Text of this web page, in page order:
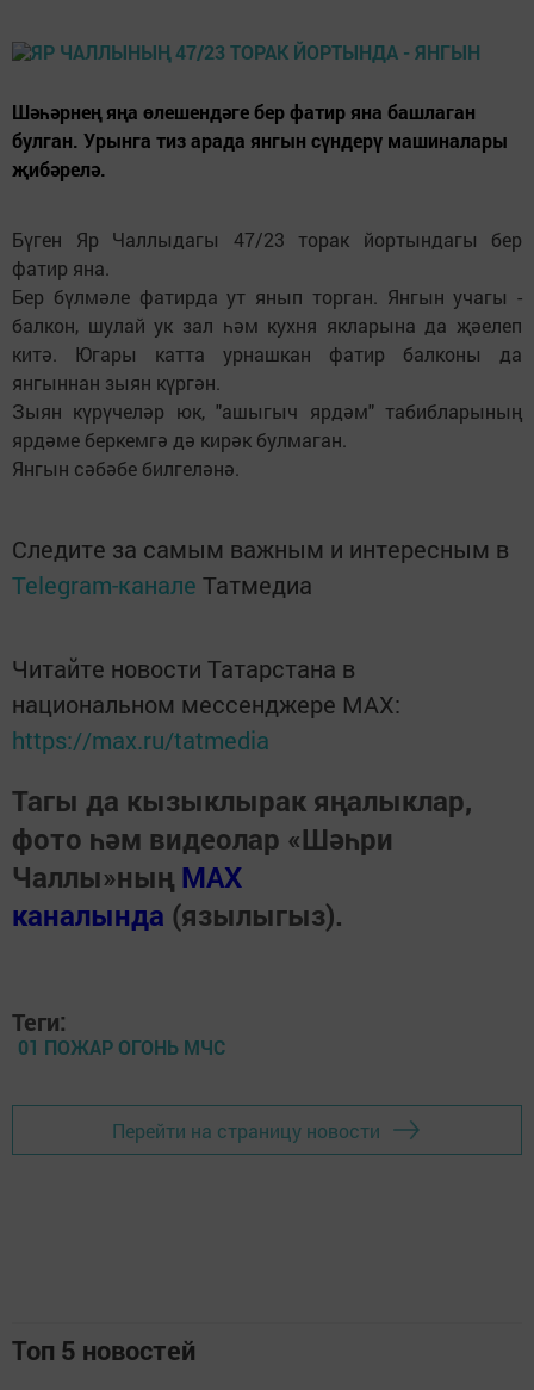
Шәһәрнең яңа өлешендәге бер фатир яна башлаган
булган. Урынга тиз арада янгын сүндерү машиналары
җибәрелә.
Бүген Яр Чаллыдагы 47/23 торак йортындагы бер
фатир яна.
Бер бүлмәле фатирда ут янып торган. Янгын учагы -
балкон, шулай ук зал һәм кухня якларына да җәелеп
китә. Югары катта урнашкан фатир балконы да
янгыннан зыян күргән.
Зыян күрүчеләр юк, "ашыгыч ярдәм" табибларының
ярдәме беркемгә дә кирәк булмаган.
Янгын сәбәбе билгеләнә.
Следите за самым важным и интересным в
Telegram-канале Татмедиа
Читайте новости Татарстана в
национальном мессенджере MАХ:
https://max.ru/tatmedia
Тагы да кызыклырак яңалыклар,
фото һәм видеолар «Шәһри
Чаллы»ның MAX
каналында (язылыгыз).
Теги:
01 ПОЖАР ОГОНЬ МЧС
Перейти на страницу новости
Топ 5 новостей